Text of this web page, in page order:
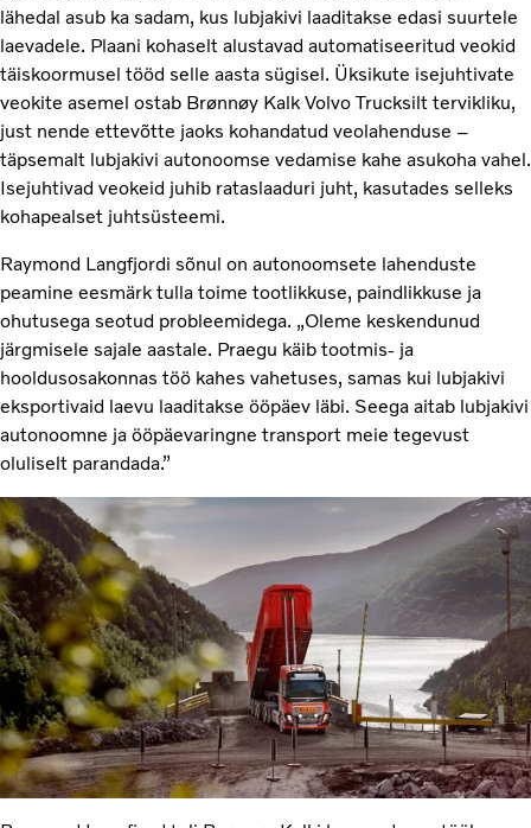
lähedal asub ka sadam, kus lubjakivi laaditakse edasi suurtele
laevadele. Plaani kohaselt alustavad automatiseeritud veokid
täiskoormusel tööd selle aasta sügisel. Üksikute isejuhtivate
veokite asemel ostab Brønnøy Kalk Volvo Trucksilt tervikliku,
just nende ettevõtte jaoks kohandatud veolahenduse –
täpsemalt lubjakivi autonoomse vedamise kahe asukoha vahel.
Isejuhtivad veokeid juhib rataslaaduri juht, kasutades selleks
kohapealset juhtsüsteemi.
Raymond Langfjordi sõnul on autonoomsete lahenduste
peamine eesmärk tulla toime tootlikkuse, paindlikkuse ja
ohutusega seotud probleemidega. „Oleme keskendunud
järgmisele sajale aastale. Praegu käib tootmis- ja
hooldusosakonnas töö kahes vahetuses, samas kui lubjakivi
eksportivaid laevu laaditakse ööpäev läbi. Seega aitab lubjakivi
autonoomne ja ööpäevaringne transport meie tegevust
oluliselt parandada.”